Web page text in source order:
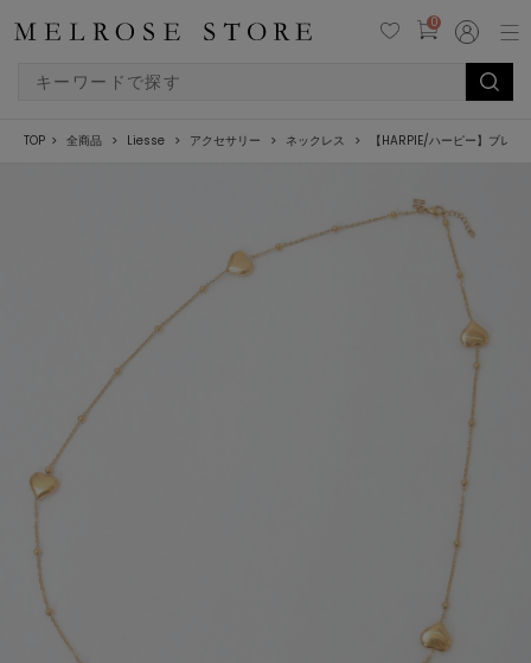
0
TOP 全商品 Liesse アクセサリー ネックレス 【HARPIE/ハーピー】ブレ